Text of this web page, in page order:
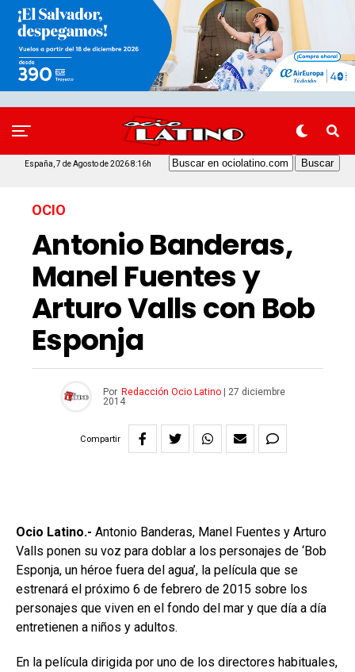
España, 7 de Agosto de 2026 8:16h
OCIO
Antonio Banderas,
Manel Fuentes y
Arturo Valls con Bob
Esponja
Por Redacción Ocio Latino|
27 diciembre
2014
Compartir
Ocio Latino.- Antonio Banderas, Manel Fuentes y Arturo
Valls ponen su voz para doblar a los personajes de ‘Bob
Esponja, un héroe fuera del agua’, la película que se
estrenará el próximo 6 de febrero de 2015 sobre los
personajes que viven en el fondo del mar y que día a día
entretienen a niños y adultos.
En la película dirigida por uno de los directores habituales,